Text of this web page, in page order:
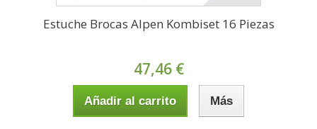
Estuche Brocas Alpen Kombiset 16 Piezas
47,46 €
Añadir al carrito Más